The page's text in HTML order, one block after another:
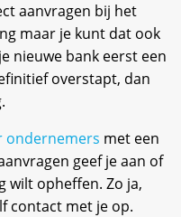
aanvragen bij het
maar je kunt dat ook
nieuwe bank eerst een
overstapt, dan
ondernemers met een
geef je aan of
wilt opheffen. Zo ja,
contact met je op.